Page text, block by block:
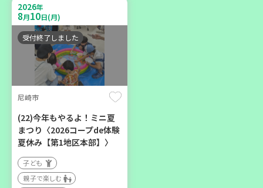
豊岡市
大人の発達障がいを学び、
親子で心を軽くしません
か？
学び・体験
2026年
8月10日(月)
受付終了しました
尼崎市
(22)今年もやるよ！ミニ夏
まつり〈2026コープde体験
夏休み【第1地区本部】〉
子ども
親子で楽しむ